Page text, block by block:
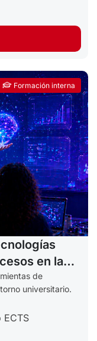
Formación interna
en la
de
universitario.
ECTS